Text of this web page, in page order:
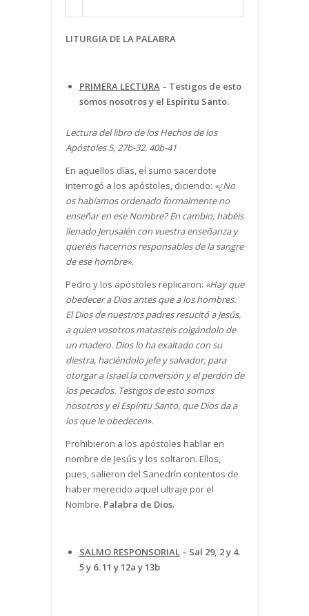
LITURGIA DE LA PALABRA
PRIMERA LECTURA– Testigos de esto
somos nosotros y el Espíritu Santo.
Lectura del libro de los Hechos de los
Apóstoles 5, 27b-32. 40b-41
En aquellos días, el sumo sacerdote
interrogó a los apóstoles, diciendo: «¿No
os habíamos ordenado formalmente no
enseñar en ese Nombre? En cambio, habéis
llenado Jerusalén con vuestra enseñanza y
queréis hacernos responsables de la sangre
de ese hombre».
Pedro y los apóstoles replicaron: «Hay que
obedecer a Dios antes que a los hombres.
El Dios de nuestros padres resucitó a Jesús,
a quien vosotros matasteis colgándolo de
un madero. Dios lo ha exaltado con su
diestra, haciéndolo jefe y salvador, para
otorgar a Israel la conversión y el perdón de
los pecados. Testigos de esto somos
nosotros y el Espíritu Santo, que Dios da a
los que le obedecen».
Prohibieron a los apóstoles hablar en
nombre de Jesús y los soltaron. Ellos,
pues, salieron del Sanedrín contentos de
haber merecido aquel ultraje por el
Nombre. Palabra de Dios.
SALMO RESPONSORIAL– Sal 29, 2 y 4.
5 y 6. 11 y 12a y 13b